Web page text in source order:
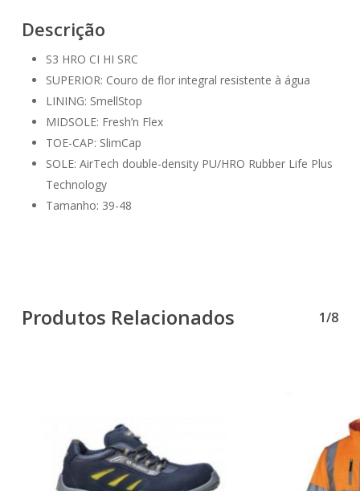
Descrição
S3 HRO CI HI SRC
SUPERIOR: Couro de flor integral resistente à água
LINING: SmellStop
MIDSOLE: Fresh’n Flex
TOE-CAP: SlimCap
SOLE: AirTech double-density PU/HRO Rubber Life Plus
Technology
Tamanho: 39-48
Produtos Relacionados 1/8